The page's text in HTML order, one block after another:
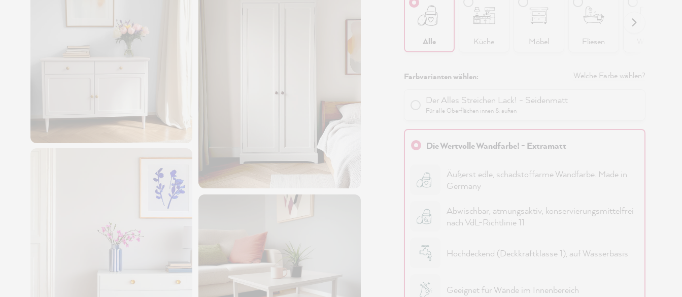
Alle Küche Möbel Fliesen
Farbvarianten wählen: Welche Farbe wählen?
Der Alles Streichen Lack! - Seidenmatt
Für alle Oberflächen innen & außen
Die Wertvolle Wandfarbe! - Extramatt
Äußerst edle, schadstoffarme Wandfarbe. Made in
Germany
Abwischbar, atmungsaktiv, konservierungsmittelfrei
nach VdL-Richtlinie 11
Hochdeckend (Deckkraftklasse 1), auf Wasserbasis
Geeignet für Wände im Innenbereich